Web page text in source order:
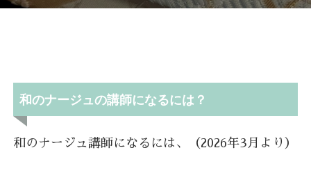
和のナージュの講師になるには？
和のナージュ講師になるには、（2026年3月より）